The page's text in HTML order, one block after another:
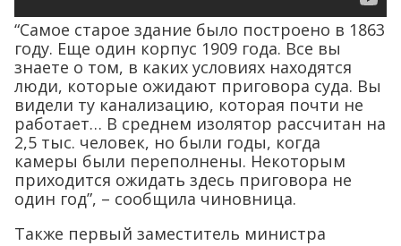
“Самое старое здание было построено в 1863
году. Еще один корпус 1909 года. Все вы
знаете о том, в каких условиях находятся
люди, которые ожидают приговора суда. Вы
видели ту канализацию, которая почти не
работает… В среднем изолятор рассчитан на
2,5 тыс. человек, но были годы, когда
камеры были переполнены. Некоторым
приходится ожидать здесь приговора не
один год”, – сообщила чиновница.
Также первый заместитель министра